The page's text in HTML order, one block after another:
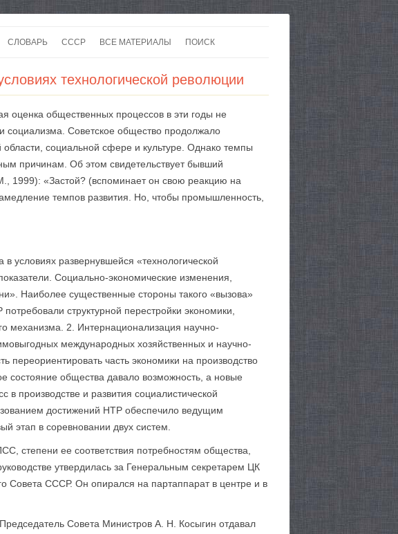
СЛОВАРЬ СССР
ВОЙНЫ
ВСЕ МАТЕРИАЛЫ
КАРТЫ
ПОИСК
технологической революции
оценка общественных процессов в эти годы не
социализма. Советское общество продолжало
области, социальной сфере и культуре. Однако темпы
причинам. Об этом свидетельствует бывший
1999): «Застой? (вспоминает он свою реакцию на
темпов развития. Но, чтобы промышленность,
в условиях развернувшейся «технологической
Социально-экономические изменения,
Наиболее существенные стороны такого «вызова»
структурной перестройки экономики,
механизма. 2. Интернационализация научно-
международных хозяйственных и научно-
переориентировать часть экономики на производство
состояние общества давало возможность, а новые
производстве и развития социалистической
достижений НТР обеспечило ведущим
этап в соревновании двух систем.
степени ее соответствия потребностям общества,
утвердилась за Генеральным секретарем ЦК
СССР. Он опирался на партаппарат в центре и в
Совета Министров А. Н. Косыгин отдавал